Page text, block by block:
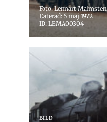
Foto: Lennart Malmsten
Daterad: 6 maj 1972
ID: LEMA00304
BILD